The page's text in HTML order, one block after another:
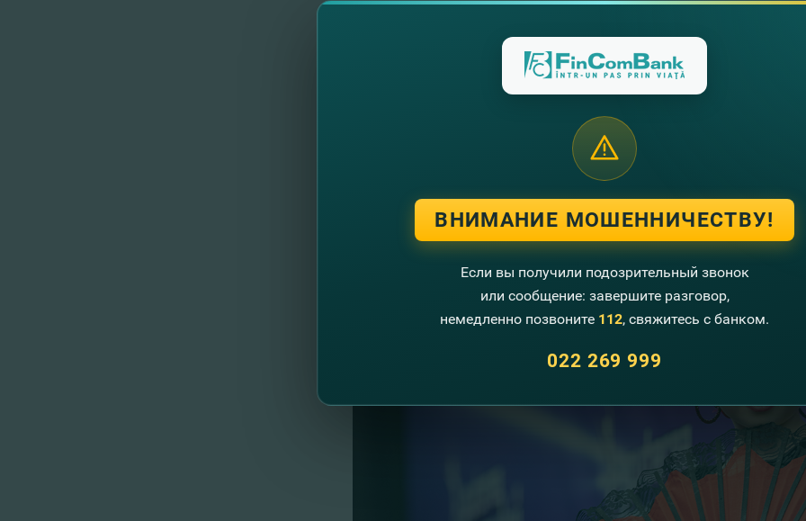
ВНИМАНИЕ МОШЕННИЧЕСТВУ!
Если вы получили подозрительный звонок
или сообщение: завершите разговор,
немедленно позвоните 112, свяжитесь с банком.
022 269 999